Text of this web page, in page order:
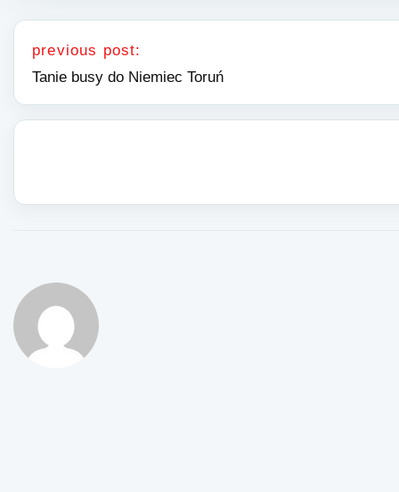
Nawigacja wpisu
previous post:
Tanie busy do Niemiec Toruń